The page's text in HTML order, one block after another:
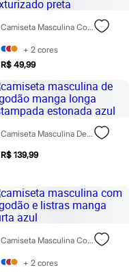
Camiseta Masculina Comfort Listrada Em Algodão Texturizado Preta
+ 2 cores
R$ 49,99
Camiseta Masculina De Algodão Manga Longa Estampada Estonada Azul
R$ 139,99
Camiseta Masculina Com Algodão E Listras Manga Curta Azul
+ 2 cores